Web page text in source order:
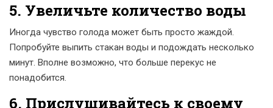
5. Увеличьте количество воды
Иногда чувство голода может быть просто жаждой.
Попробуйте выпить стакан воды и подождать несколько
минут. Вполне возможно, что больше перекус не
понадобится.
6. Прислушивайтесь к своему